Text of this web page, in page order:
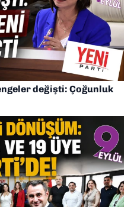
değişti: Çoğunluk